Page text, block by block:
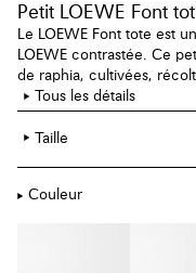
Petit LOEWE Font
Le LOEWE Font tote est
LOEWE contrastée. Ce
de raphia, cultivées,
main par des artisans à
Tous les détails
Taille
Couleur